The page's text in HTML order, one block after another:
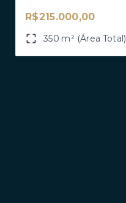
R$215.000,00
350 m² (Área Total)